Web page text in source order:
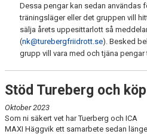
Dessa pengar kan sedan användas
träningsläger eller det gruppen vill
sälja årets uppesittarlott så
(nk@turebergfriidrott.se). Besked
grupp vill vara med och tjäna pengar
Stöd Tureberg och
Oktober 2023
Som ni säkert vet har Tuerberg och ICA
MAXI Häggvik ett samarbete sedan länge,